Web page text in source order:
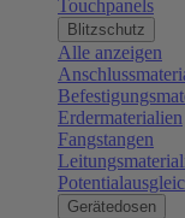
Touchpanels
Blitzschutz
Alle anzeigen
Erdermaterialien
Fangstangen
Gerätedosen